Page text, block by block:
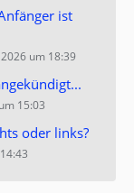
ist
2026 um 18:39
15:03
oder links?